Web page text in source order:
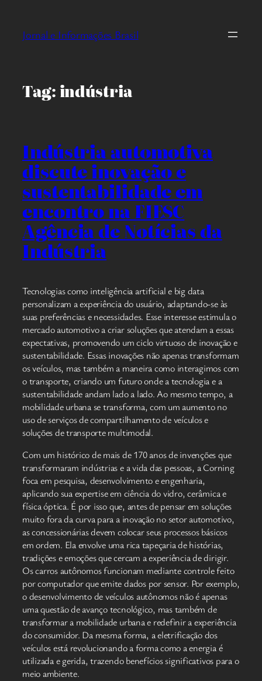
Jornal e Informações Brasil
Tag:indústria
Indústria automotiva
discute inovação e
sustentabilidade em
encontro na FIESC
Agência de Notícias da
Indústria
Tecnologias como inteligência artificial e big data
personalizam a experiência do usuário, adaptando-se às
suas preferências e necessidades. Esse interesse estimula o
mercado automotivo a criar soluções que atendam a essas
expectativas, promovendo um ciclo virtuoso de inovação e
sustentabilidade. Essas inovações não apenas transformam
os veículos, mas também a maneira como interagimos com
o transporte, criando um futuro onde a tecnologia e a
sustentabilidade andam lado a lado. Ao mesmo tempo, a
mobilidade urbana se transforma, com um aumento no
uso de serviços de compartilhamento de veículos e
soluções de transporte multimodal.
Com um histórico de mais de 170 anos de invenções que
transformaram indústrias e a vida das pessoas, a Corning
foca em pesquisa, desenvolvimento e engenharia,
aplicando sua expertise em ciência do vidro, cerâmica e
física óptica. É por isso que, antes de pensar em soluções
muito fora da curva para a inovação no setor automotivo,
as concessionárias devem colocar seus processos básicos
em ordem. Ela envolve uma rica tapeçaria de histórias,
tradições e emoções que cercam a experiência de dirigir.
Os carros autônomos funcionam mediante controle feito
por computador que emite dados por sensor. Por exemplo,
o desenvolvimento de veículos autônomos não é apenas
uma questão de avanço tecnológico, mas também de
transformar a mobilidade urbana e redefinir a experiência
do consumidor. Da mesma forma, a eletrificação dos
veículos está revolucionando a forma como a energia é
utilizada e gerida, trazendo benefícios significativos para o
meio ambiente.